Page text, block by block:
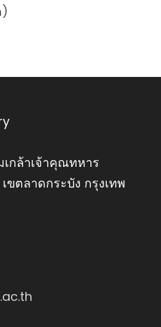
)
กล้าเจ้าคุณทหาร
ขตลาดกระบัง กรุงเทพ